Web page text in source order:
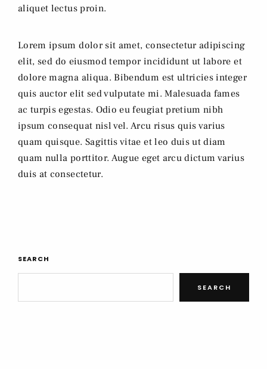
aliquet lectus proin.
Lorem ipsum dolor sit amet, consectetur adipiscing
elit, sed do eiusmod tempor incididunt ut labore et
dolore magna aliqua. Bibendum est ultricies integer
quis auctor elit sed vulputate mi. Malesuada fames
ac turpis egestas. Odio eu feugiat pretium nibh
ipsum consequat nisl vel. Arcu risus quis varius
quam quisque. Sagittis vitae et leo duis ut diam
quam nulla porttitor. Augue eget arcu dictum varius
duis at consectetur.
SEARCH
SEARCH